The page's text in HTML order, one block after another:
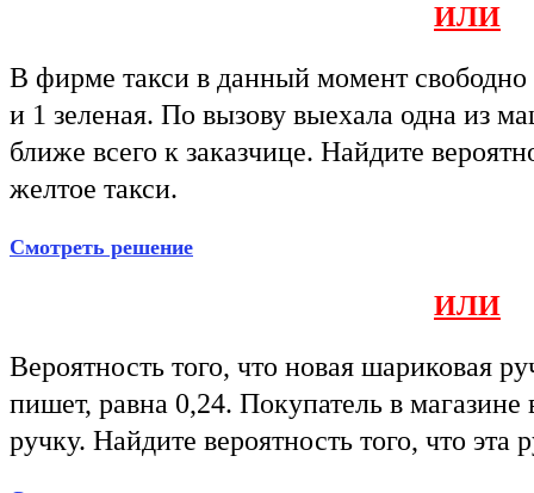
ИЛИ
В фирме такси в данный момент
и 1 зеленая. По вызову выехала одна из
ближе всего к заказчице. Найдите
желтое такси.
Смотреть решение
ИЛИ
Вероятность того, что новая шариковая
пишет, равна 0,24. Покупатель в
ручку. Найдите вероятность того, что